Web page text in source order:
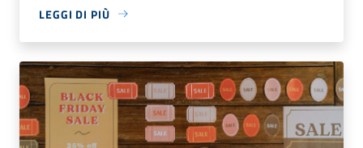
LEGGI DI PIÙ